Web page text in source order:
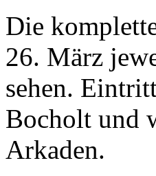
Die
26. März
sehen.
Bocholt und
Arkaden.